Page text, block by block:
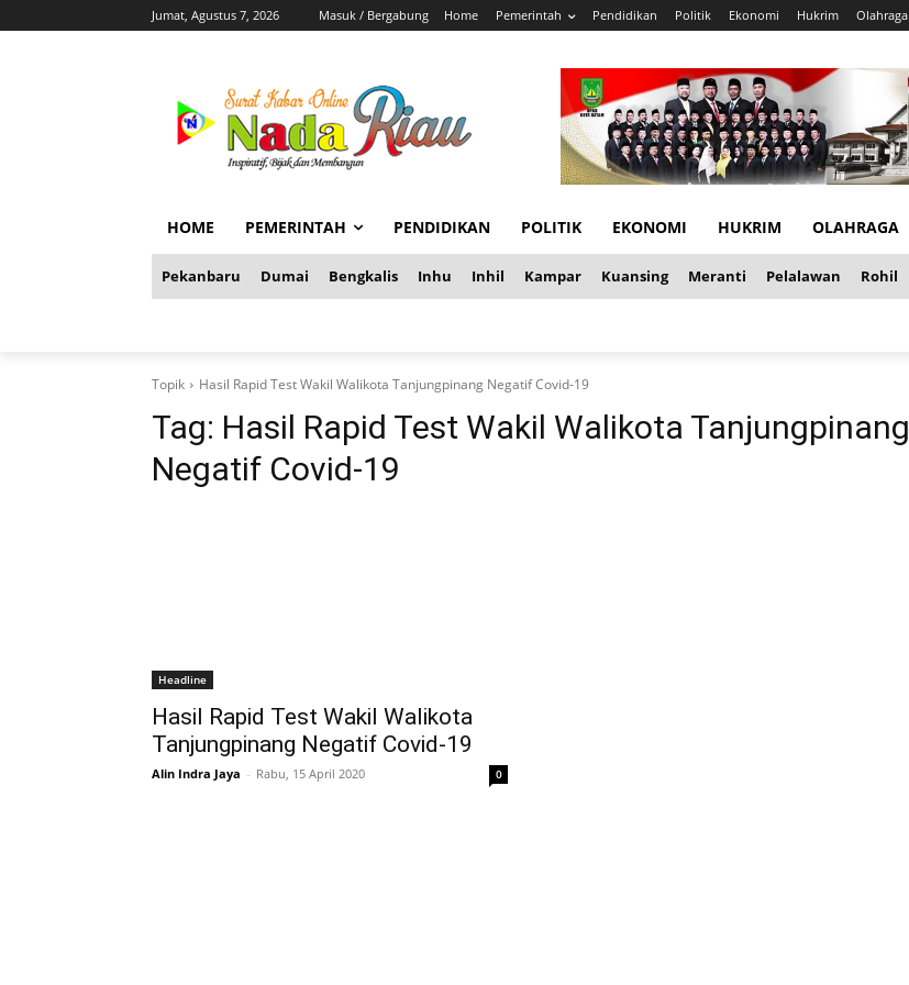
Jumat, Agustus 7, 2026 Masuk / Bergabung Home Pemerintah Pendidikan Politik Ekonomi Hukrim Olahraga
HOME PEMERINTAH PENDIDIKAN POLITIK EKONOMI HUKRIM OLAHRAGA
Pekanbaru Dumai Bengkalis Inhu Inhil Kampar Kuansing Meranti Pelalawan Rohil
Topik Hasil Rapid Test Wakil Walikota Tanjungpinang Negatif Covid-19
Tag: Hasil Rapid Test Wakil Walikota Tanjungpinang
Negatif Covid-19
Headline
Hasil Rapid Test Wakil Walikota
Tanjungpinang Negatif Covid-19
Alin Indra Jaya - Rabu, 15 April 2020 0